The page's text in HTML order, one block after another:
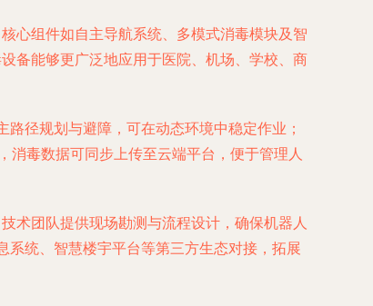
心组件如自主导航系统、多模式消毒模块及智
备能够更广泛地应用于医院、机场、学校、商
径规划与避障，可在动态环境中稳定作业；
毒数据可同步上传至云端平台，便于管理人
术团队提供现场勘测与流程设计，确保机器人
统、智慧楼宇平台等第三方生态对接，拓展